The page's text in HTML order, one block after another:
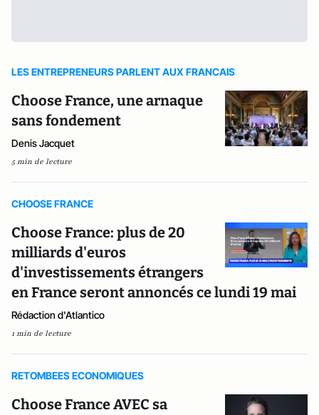
LES ENTREPRENEURS PARLENT AUX FRANCAIS
Choose France, une arnaque
sans fondement
Denis Jacquet
5 min de lecture
CHOOSE FRANCE
Choose France: plus de 20
milliards d'euros
d'investissements étrangers
en France seront annoncés ce lundi 19 mai
Rédaction d'Atlantico
1 min de lecture
RETOMBEES ECONOMIQUES
Choose France AVEC sa